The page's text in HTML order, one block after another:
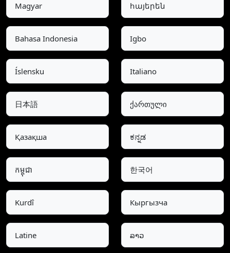
Magyar հայերեն
Bahasa Indonesia Igbo
Íslensku Italiano
日本語 ქართული
Қазақша ಕನ್ನಡ
កម្ពុជា 한국어
Kurdî Кыргызча
Latine ລາວ